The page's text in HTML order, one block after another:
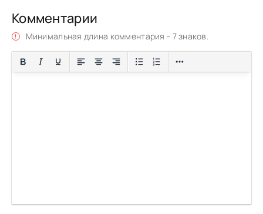
Комментарии
Минимальная длина комментария - 7 знаков.